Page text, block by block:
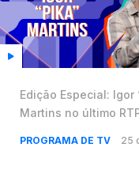
Edição Especial: Igor
Martins no último
PROGRAMA DE TV 25